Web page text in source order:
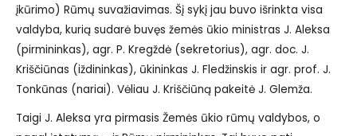
įkūrimo) Rūmų suvažiavimas. Šį sykį jau buvo išrinkta visa
valdyba, kurią sudarė buvęs žemės ūkio ministras J. Aleksa
(pirmininkas), agr. P. Kregždė (sekretorius), agr. doc. J.
Kriščiūnas (iždininkas), ūkininkas J. Fledžinskis ir agr. prof. J.
Tonkūnas (nariai). Vėliau J. Kriščiūną pakeitė J. Glemža.
Taigi J. Aleksa yra pirmasis Žemės ūkio rūmų valdybos, o